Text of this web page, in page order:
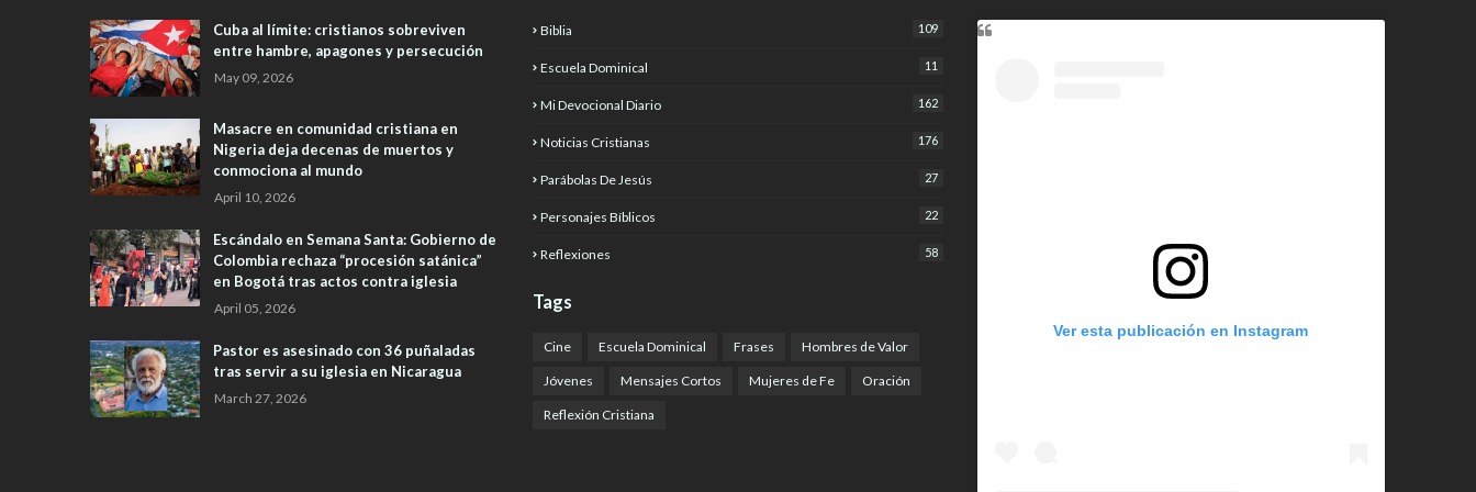
Cuba al límite: cristianos sobreviven
entre hambre, apagones y persecución
May 09, 2026
Masacre en comunidad cristiana en
Nigeria deja decenas de muertos y
conmociona al mundo
April 10, 2026
Escándalo en Semana Santa: Gobierno de
Colombia rechaza “procesión satánica”
en Bogotá tras actos contra iglesia
April 05, 2026
Pastor es asesinado con 36 puñaladas
tras servir a su iglesia en Nicaragua
March 27, 2026
Biblia 109
Escuela Dominical 11
Mi Devocional Diario 162
Noticias Cristianas 176
Parábolas De Jesús 27
Personajes Bíblicos 22
Reflexiones 58
Tags
Cine Escuela Dominical Frases Hombres de Valor
Jóvenes Mensajes Cortos Mujeres de Fe Oración
Reflexión Cristiana
Ver esta publicación en Instagram